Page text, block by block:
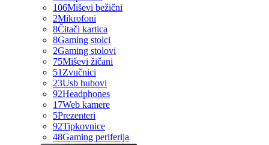
106Miševi bežični
2Mikrofoni
8Čitači kartica
8Gaming stolci
2Gaming stolovi
75Miševi žičani
51 Zvučnici
23Usb hubovi
92Headphones
17Web kamere
5Prezenteri
92Tipkovnice
48Gaming periferija